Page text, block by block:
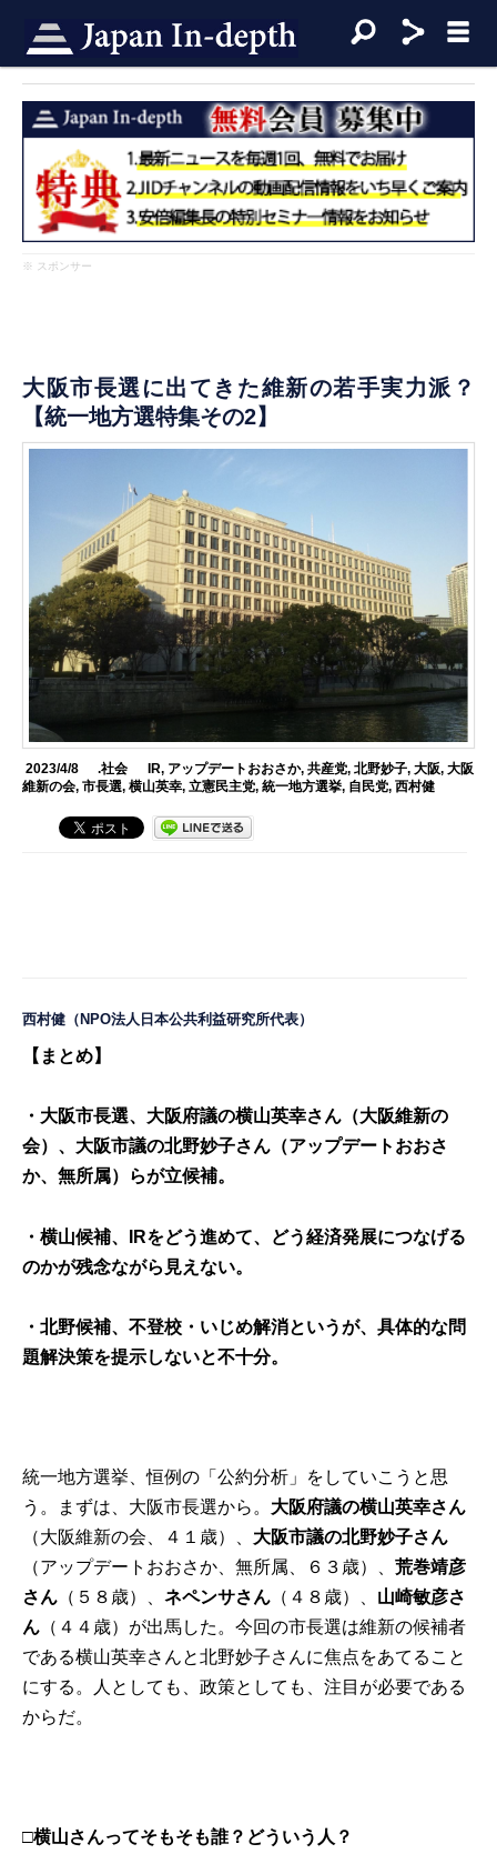
※ スポンサー
大阪市長選に出てきた維新の若手実力派？
【統一地方選特集その2】
2023/4/8 .社会 IR, アップデートおおさか, 共産党, 北野妙子, 大阪, 大阪
維新の会,市長選,横山英幸,立憲民主党,統一地方選挙, 自民党,西村健
西村健 （NPO法人日本公共利益研究所代表）
【まとめ】
・大阪市長選、大阪府議の横山英幸さん（大阪維新の
会）、大阪市議の北野妙子さん（アップデートおおさ
か、無所属）らが立候補。
・横山候補、IRをどう進めて、どう経済発展につなげる
のかが残念ながら見えない。
・北野候補、不登校・いじめ解消というが、具体的な問
題解決策を提示しないと不十分。
統一地方選挙、恒例の「公約分析」をしていこうと思
う。まずは、大阪市長選から。 大阪府議の横山英幸さん
（大阪維新の会、４１歳）、 大阪市議の北野妙子さん
（アップデートおおさか、無所属、６３歳）、荒巻靖彦
さん （５８歳）、ネペンサさん （４８歳）、 山崎敏彦さ
ん （４４歳）が出馬した。今回の市長選は維新の候補者
である横山英幸さんと北野妙子さんに焦点をあてること
にする。人としても、政策としても、注目が必要である
からだ。
□横山さんってそもそも誰？どういう人？